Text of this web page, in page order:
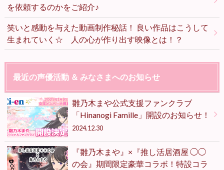
を依頼するのかをご紹介♪
笑いと感動を与えた動画制作秘話！ 良い作品はこうして
生まれていく☆ 人の心が作り出す映像とは！？
最近の声優活動 ＆ みなさまへのお知らせ
雛乃木まや公式支援ファンクラブ
「Hinanogi Famille」開設のお知らせ！
2024.12.30
『雛乃木まや』×『推し活居酒屋 ◯◯
の会』期間限定豪華コラボ！特設コラ